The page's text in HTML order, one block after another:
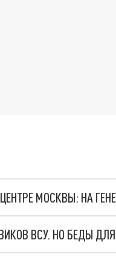
МОСКВЫ: НА
ВСУ. НО БЕДЫ